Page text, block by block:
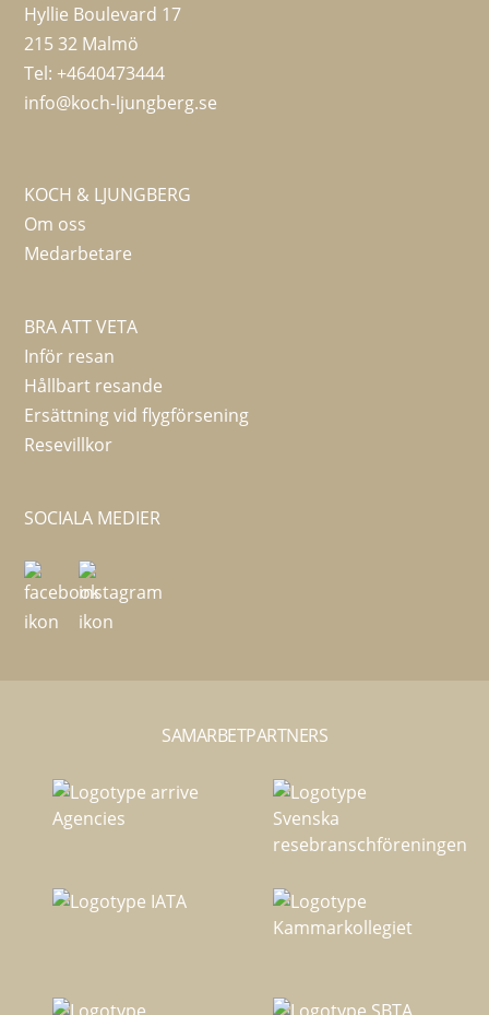
Hyllie Boulevard 17
215 32 Malmö
Tel: +4640473444
info@koch-ljungberg.se
KOCH & LJUNGBERG
Om oss
Medarbetare
BRA ATT VETA
Inför resan
Hållbart resande
Ersättning vid flygförsening
Resevillkor
SOCIALA MEDIER
SAMARBETPARTNERS